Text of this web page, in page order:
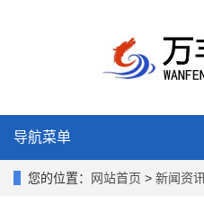
导航菜单
您的位置： 网站首页 > 新闻资讯